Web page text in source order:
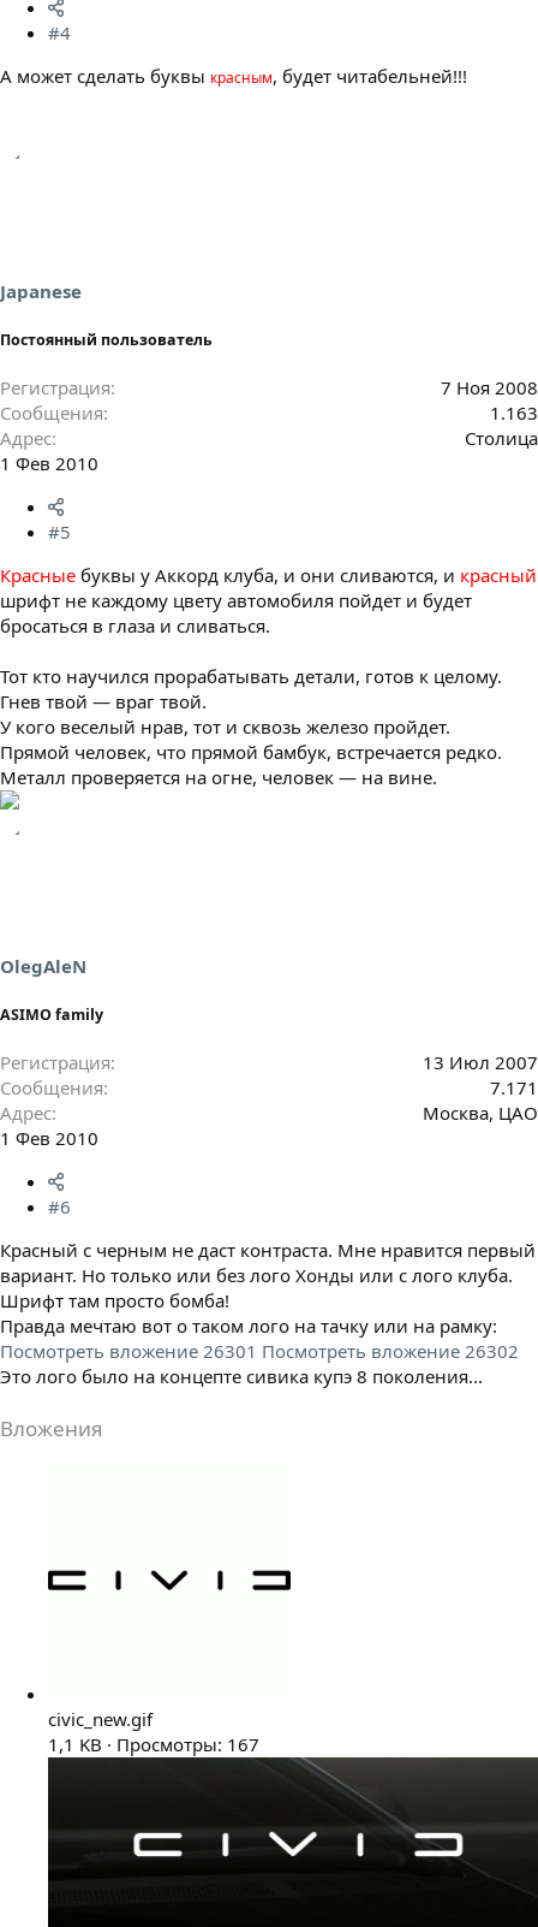
#4
А может сделать буквы красным, будет читабельней!!!
Japanese
Постоянный пользователь
Регистрация
7 Ноя 2008
Сообщения
1.163
Адрес
Столица
1 Фев 2010
#5
Красные буквы у Аккорд клуба, и они сливаются, и красный
шрифт не каждому цвету автомобиля пойдет и будет
бросаться в глаза и сливаться.
Тот кто научился прорабатывать детали, готов к целому.
Гнев твой — враг твой.
У кого веселый нрав, тот и сквозь железо пройдет.
Прямой человек, что прямой бамбук, встречается редко.
Металл проверяется на огне, человек — на вине.
OlegAleN
ASIMO family
Регистрация
13 Июл 2007
Сообщения
7.171
Адрес
Москва, ЦАО
1 Фев 2010
#6
Красный с черным не даст контраста. Мне нравится первый
вариант. Но только или без лого Хонды или с лого клуба.
Шрифт там просто бомба!
Правда мечтаю вот о таком лого на тачку или на рамку:
Посмотреть вложение 26301 Посмотреть вложение 26302
Это лого было на концепте сивика купэ 8 поколения...
Вложения
civic_new.gif
1,1 KB · Просмотры: 167